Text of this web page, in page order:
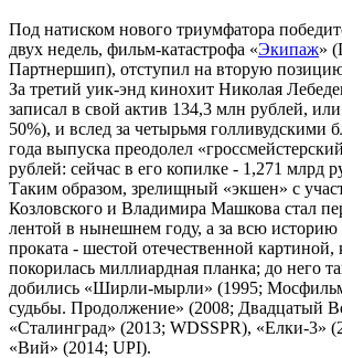
Под натиском нового триумфатора
двух недель, фильм-катастрофа «Экипаж»
Партнершип), отступил на вторую
За третий уик-энд кинохит Николая
записал в свой актив 134,3 млн рублей,
50%), и вслед за четырьмя голливудскими
года выпуска преодолел
рублей: сейчас в его копилке - 1,271 млрд
Таким образом, зрелищный «экшен» с
Козловского и Владимира Машкова стал
лентой в нынешнем году, а за всю историю
проката - шестой отечественной картиной,
покорилась миллиардная планка; до него
добились «Ширли-мырли» (1995;
судьбы. Продолжение» (2008; Двадцатый
«Сталинград» (2013; WDSSPR), «Елки-3»
«Вий» (2014; UPI).